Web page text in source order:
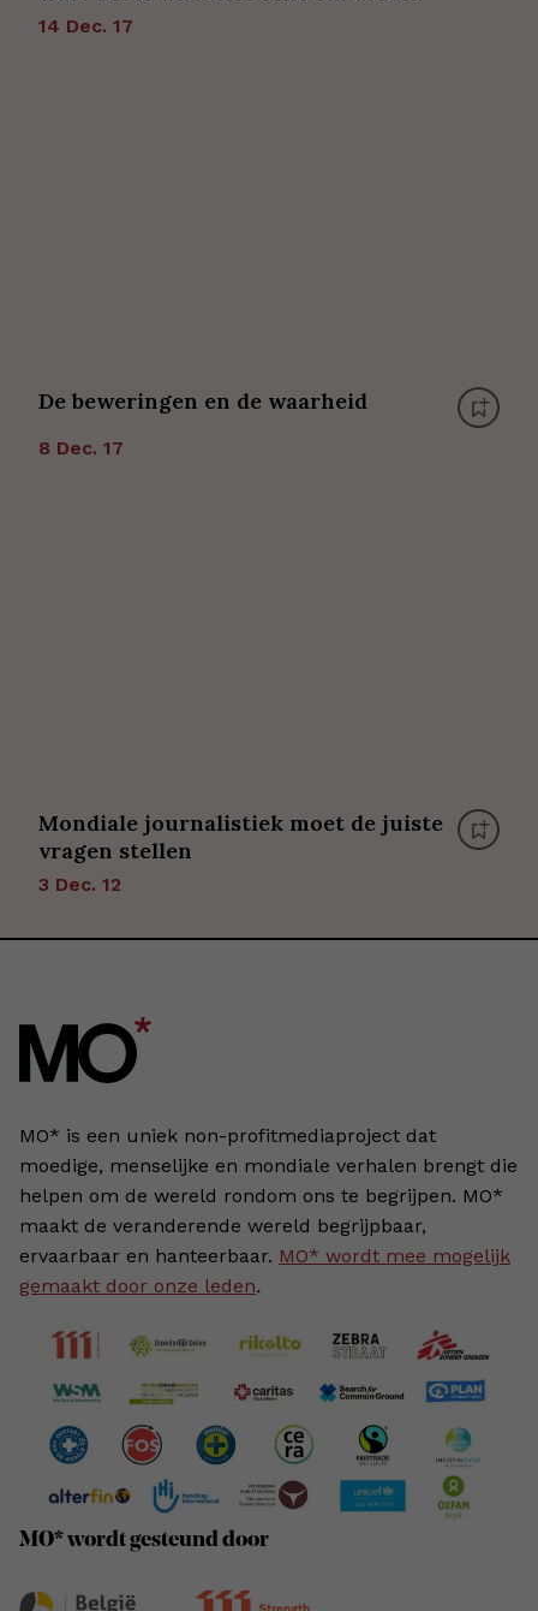
14 Dec. 17
De beweringen en de waarheid
8 Dec. 17
Mondiale journalistiek moet de juiste
vragen stellen
3 Dec. 12
MO* is een uniek non-profitmediaproject dat
moedige, menselijke en mondiale verhalen brengt die
helpen om de wereld rondom ons te begrijpen. MO*
maakt de veranderende wereld begrijpbaar,
ervaarbaar en hanteerbaar. MO* wordt mee mogelijk
gemaakt door onze leden.
MO* wordt gesteund door